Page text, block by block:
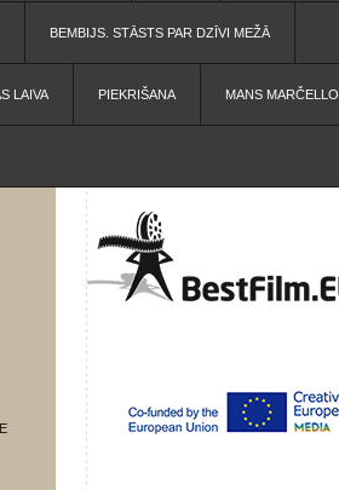
BEMBIJS. STĀSTS PAR DZĪVI MEŽĀ
LAIVA PIEKRIŠANA MANS MARČELLO